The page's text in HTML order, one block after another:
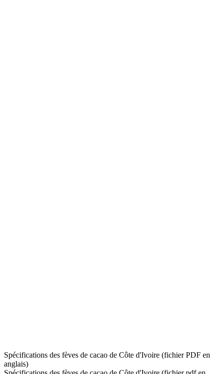
Spécifications des fèves de cacao de Côte d'Ivoire (fichier PDF en
anglais)